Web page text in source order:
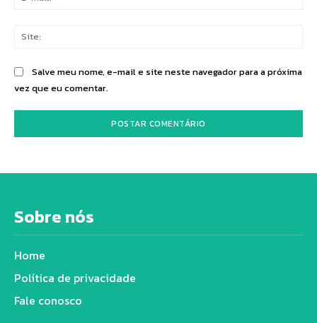
Salve meu nome, e-mail e site neste navegador para a próxima
vez que eu comentar.
Sobre nós
Home
Política de privacidade
Fale conosco